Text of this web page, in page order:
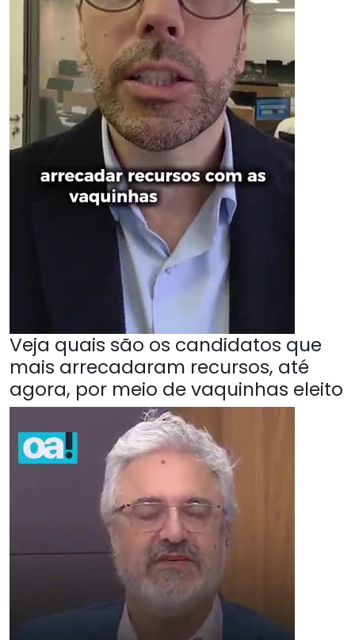
Veja quais são os candidatos que
mais arrecadaram recursos, até
agora, por meio de vaquinhas eleito